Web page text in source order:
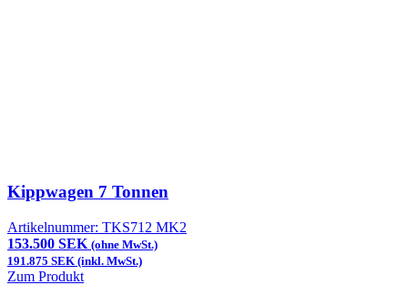
Kippwagen 7 Tonnen
Artikelnummer: TKS712 MK2
153.500 SEK (ohne MwSt.)
191.875 SEK (inkl. MwSt.)
Zum Produkt